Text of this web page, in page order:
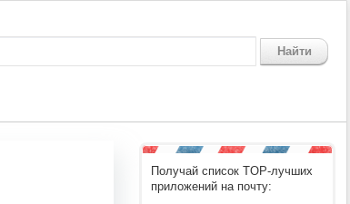
Найти
Получай список TOP-лучших
приложений на почту: